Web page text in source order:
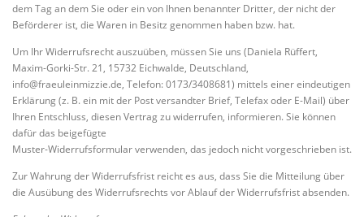
dem Tag an dem Sie oder ein von Ihnen benannter Dritter, der nicht der
Beförderer ist, die Waren in Besitz genommen haben bzw. hat.
Um Ihr Widerrufsrecht auszuüben, müssen Sie uns (Daniela Rüffert,
Maxim-Gorki-Str. 21, 15732 Eichwalde, Deutschland,
info@fraeuleinmizzie.de, Telefon: 0173/3408681) mittels einer eindeutigen
Erklärung (z. B. ein mit der Post versandter Brief, Telefax oder E-Mail) über
Ihren Entschluss, diesen Vertrag zu widerrufen, informieren. Sie können
dafür das beigefügte
Muster-Widerrufsformular verwenden, das jedoch nicht vorgeschrieben ist.
Zur Wahrung der Widerrufsfrist reicht es aus, dass Sie die Mitteilung über
die Ausübung des Widerrufsrechts vor Ablauf der Widerrufsfrist absenden.